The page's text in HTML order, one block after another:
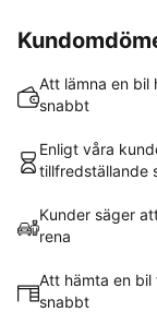
Att lämna en bil
snabbt
Enligt våra
tillfredställande
Kunder säger
rena
Att hämta en bil
snabbt